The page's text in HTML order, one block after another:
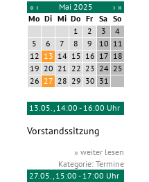
« ‹ Mai 2025 › »
Mo Di Mi Do Fr Sa So
1
2 3
4
5
6 7 8 9 10 11
12 13 14 15 16 17 18
19 20 21 22 23 24 25
26 27 28 29 30 31
13.05., 14:00 - 16:00 Uhr
Vorstandssitzung
» weiter lesen
Kategorie: Termine
27.05., 15:00 - 17:00 Uhr